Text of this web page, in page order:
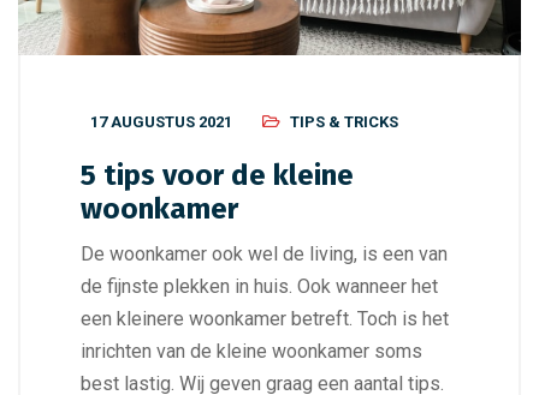
17 AUGUSTUS 2021 TIPS & TRICKS
5 tips voor de kleine
woonkamer
De woonkamer ook wel de living, is een van
de fijnste plekken in huis. Ook wanneer het
een kleinere woonkamer betreft. Toch is het
inrichten van de kleine woonkamer soms
best lastig. Wij geven graag een aantal tips.